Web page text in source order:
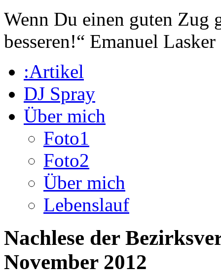
Wenn Du einen guten Zug
besseren!“ Emanuel Lasker
:Artikel
DJ Spray
Über mich
Foto1
Foto2
Über mich
Lebenslauf
Nachlese der
November 2012